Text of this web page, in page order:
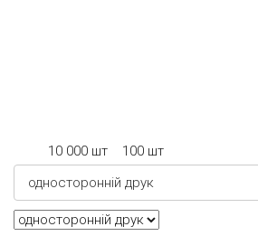
10 000 шт
100 шт
односторонній друк